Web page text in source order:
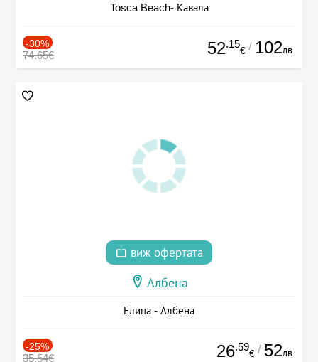
Tosca Beach- Кавала
-30%
74.65€ 52.15
€ / 102лв.
виж офертата
Албена
Елица - Албена
-25%
35.54€ 26.59
€ / 52лв.